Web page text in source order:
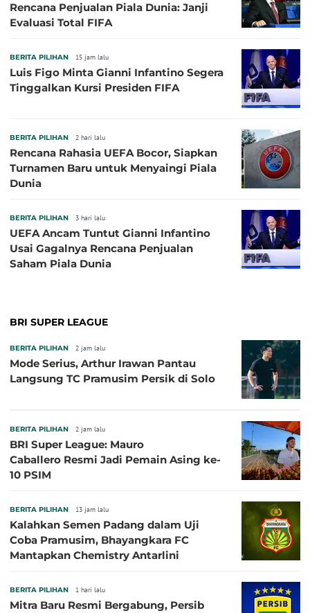
Rencana Penjualan Piala Dunia: Janji
Evaluasi Total FIFA
BERITA PILIHAN 15 jam lalu
Luis Figo Minta Gianni Infantino Segera
Tinggalkan Kursi Presiden FIFA
BERITA PILIHAN 2 hari lalu
Rencana Rahasia UEFA Bocor, Siapkan
Turnamen Baru untuk Menyaingi Piala
Dunia
BERITA PILIHAN 3 hari lalu
UEFA Ancam Tuntut Gianni Infantino
Usai Gagalnya Rencana Penjualan
Saham Piala Dunia
BRI SUPER LEAGUE
BERITA PILIHAN 2 jam lalu
Mode Serius, Arthur Irawan Pantau
Langsung TC Pramusim Persik di Solo
BERITA PILIHAN 2 jam lalu
BRI Super League: Mauro
Caballero Resmi Jadi Pemain Asing ke-
10 PSIM
BERITA PILIHAN 13 jam lalu
Kalahkan Semen Padang dalam Uji
Coba Pramusim, Bhayangkara FC
Mantapkan Chemistry Antarlini
BERITA PILIHAN 1 hari lalu
Mitra Baru Resmi Bergabung, Persib